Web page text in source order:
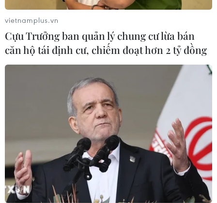
vietnamplus.vn
Cựu Trưởng ban quản lý chung cư lừa bán
căn hộ tái định cư, chiếm đoạt hơn 2 tỷ đồng